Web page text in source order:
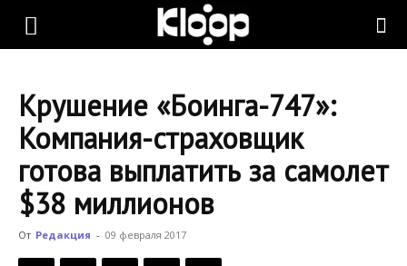
KLOOP.KG
Новости
Кыргызстана
Крушение «Боинга-747»:
Компания-страховщик
готова выплатить за самолет
$38 миллионов
От Редакция - 09 февраля 2017